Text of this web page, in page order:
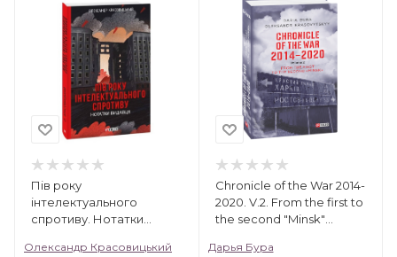
Пів року
інтелектуального
спротиву. Нотатки
Олександр Красовицький
Chronicle of the War 2014-
2020. V.2. From the first to
the second "Minsk"
Том 2)
Дарья Бура